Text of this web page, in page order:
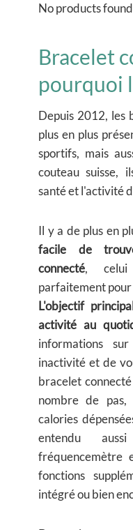
No products
Bracelet
pourquoi
Depuis 2012, les
plus en plus
sportifs, mais
couteau suisse,
santé et l'activité
Il y a de plus en
facile de
connecté, celui
parfaitement pour
L'objectif
activité au
informations
inactivité et de
bracelet
nombre de
calories
entendu
fréquencemètre
fonctions
intégré ou bien